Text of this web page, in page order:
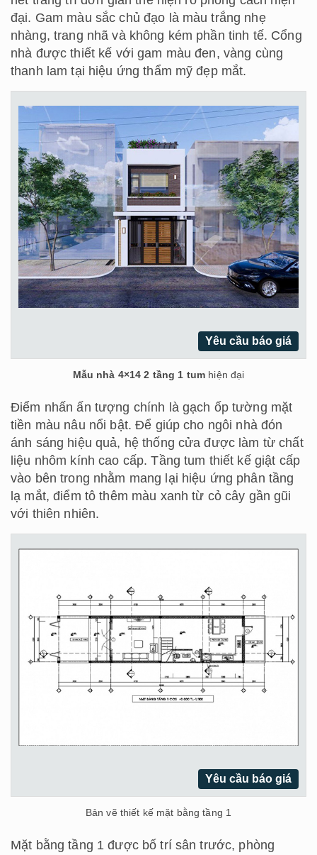
đại. Gam màu sắc chủ đạo là màu trắng nhẹ
nhàng, trang nhã và không kém phần tinh tế. Cổng
nhà được thiết kế với gam màu đen, vàng cùng
thanh lam tại hiệu ứng thẩm mỹ đẹp mắt.
Yêu cầu báo giá
Mẫu nhà 4×14 2 tầng 1 tum hiện đại
Điểm nhấn ấn tượng chính là gạch ốp tường mặt
tiền màu nâu nổi bật. Để giúp cho ngôi nhà đón
ánh sáng hiệu quả, hệ thống cửa được làm từ chất
liệu nhôm kính cao cấp. Tầng tum thiết kế giật cấp
vào bên trong nhằm mang lại hiệu ứng phân tầng
lạ mắt, điểm tô thêm màu xanh từ cỏ cây gần gũi
với thiên nhiên.
Yêu cầu báo giá
Bản vẽ thiết kế mặt bằng tầng 1
Mặt bằng tầng 1 được bố trí sân trước, phòng